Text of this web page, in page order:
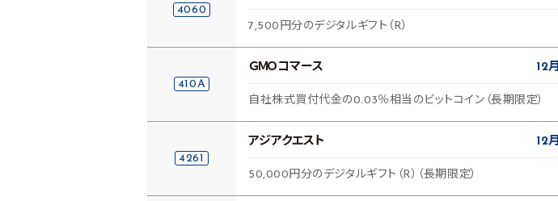
4060
7,500円分のデジタルギフト（R）
410A
ＧＭＯコマース 12月
自社株式買付代金の0.03％相当のビットコイン（長期限定）
4261
アジアクエスト 12月
50,000円分のデジタルギフト（R）（長期限定）